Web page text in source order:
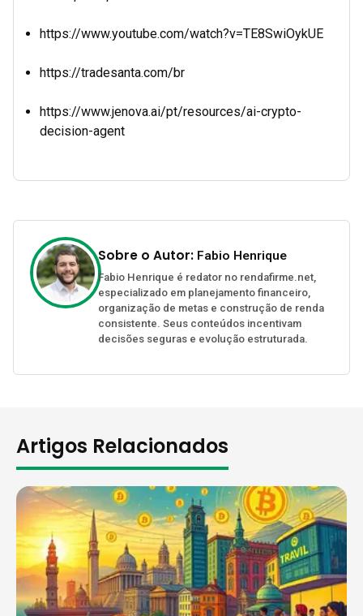
https://www.youtube.com/watch?v=TE8SwiOykUE
https://tradesanta.com/br
https://www.jenova.ai/pt/resources/ai-crypto-
decision-agent
Sobre o Autor: Fabio Henrique
Fabio Henrique é redator no rendafirme.net,
especializado em planejamento financeiro,
organização de metas e construção de renda
consistente. Seus conteúdos incentivam
decisões seguras e evolução estruturada.
Artigos Relacionados